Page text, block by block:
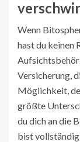
Wenn
hast du keinen
Versicherung,
Möglichkeit,
größte
du dich an die
bist